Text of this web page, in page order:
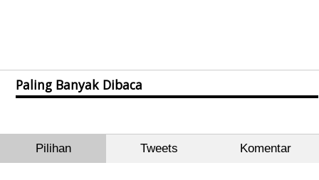
Paling Banyak Dibaca
Pilihan Tweets Komentar